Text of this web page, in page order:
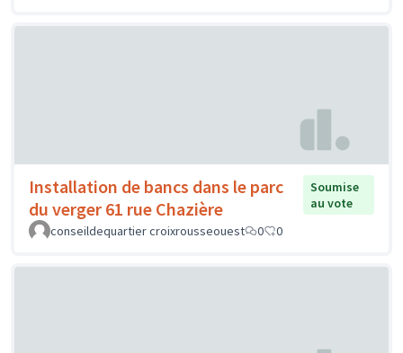
Installation de bancs dans le parc
du verger 61 rue Chazière
Soumise
au vote
conseildequartier croixrousseouest
0 0